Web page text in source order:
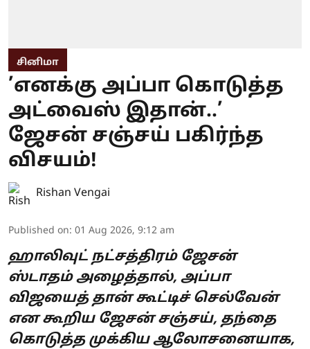
சினிமா
’எனக்கு அப்பா கொடுத்த
அட்வைஸ் இதான்..’
ஜேசன் சஞ்சய் பகிர்ந்த
விசயம்!
Rishan Vengai
Published on: 01 Aug 2026, 9:12 am
ஹாலிவுட் நட்சத்திரம் ஜேசன்
ஸ்டாதம் அழைத்தால், அப்பா
விஜயைத் தான் கூட்டிச் செல்வேன்
என கூறிய ஜேசன் சஞ்சய், தந்தை
கொடுத்த முக்கிய ஆலோசனையாக,